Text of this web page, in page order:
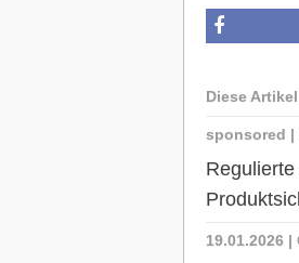
Diese
sponsored |
19.01.2026 |